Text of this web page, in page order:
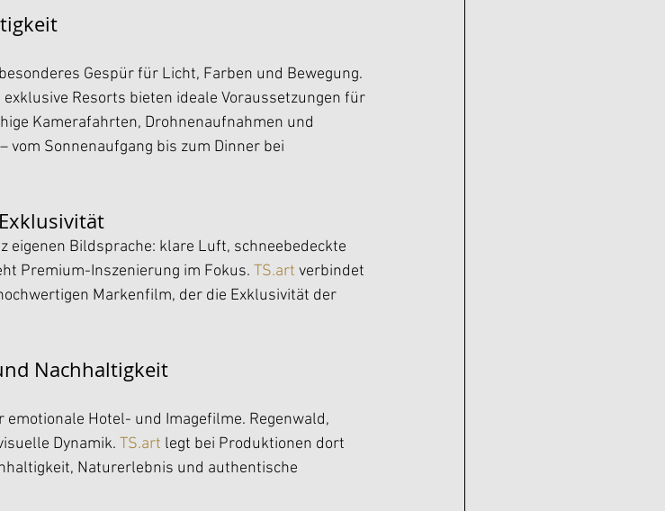
Gespür für Licht, Farben und Bewegung.
Resorts bieten ideale Voraussetzungen für
Kamerafahrten, Drohnenaufnahmen und
vom Sonnenaufgang bis zum Dinner bei
eigenen Bildsprache: klare Luft, schneebedeckte
Premium-Inszenierung im Fokus. TS.art verbindet
Markenfilm, der die Exklusivität der
Nachhaltigkeit
Hotel- und Imagefilme. Regenwald,
Dynamik. TS.art legt bei Produktionen dort
Naturerlebnis und authentische